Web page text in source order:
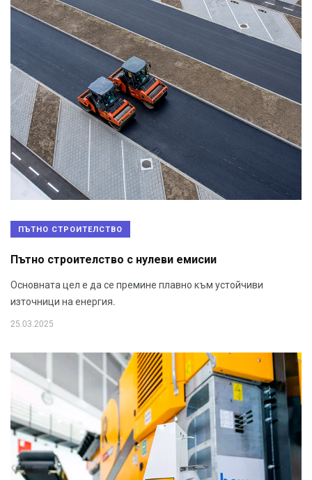
ПЪТНО СТРОИТЕЛСТВО
Пътно строителство с нулеви емисии
Основната цел е да се премине плавно към устойчиви
източници на енергия.
25.03.2025